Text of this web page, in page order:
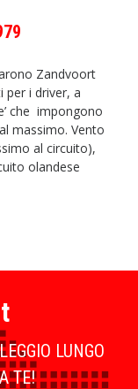
Zandvoort
per i driver, a
che impongono
massimo. Vento
al circuito),
olandese
LUNGO
TE!